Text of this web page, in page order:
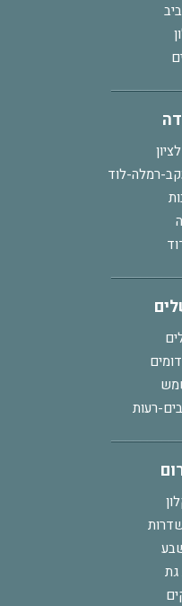
רמלה-לוד
רעות
גת